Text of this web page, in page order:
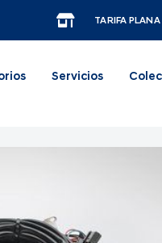
TARIFA
Servicios